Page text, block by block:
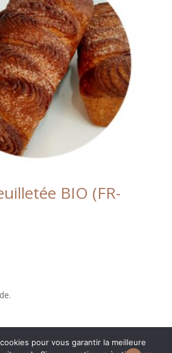
BIO (FR-
pour vous garantir la meilleure